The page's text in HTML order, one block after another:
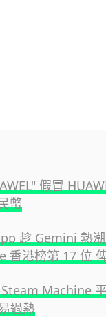
假冒
幣
趁 Gemini 熱
香港榜第 17 位
Machine
過熱